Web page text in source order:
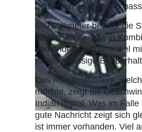
deuten an, was später
649 Millimeter beträgt die
ist das wenig. Das in
vorhandenen Kniewinkel
maximal lässige
Das Rundinstrument,
möchte, zeigt die
Indian digital. Was im
gute Nachricht zeigt sich
ist immer vorhanden. Viel